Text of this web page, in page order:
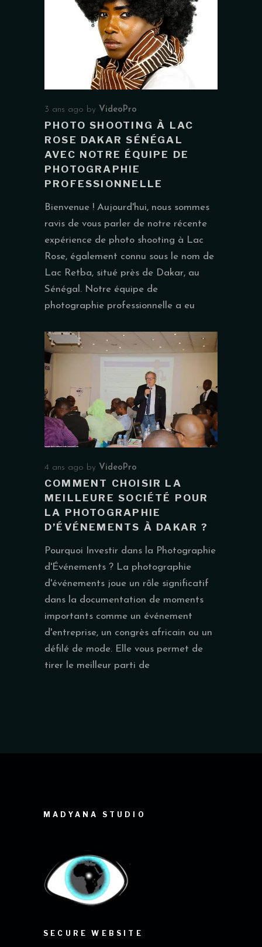
3 ans ago by VideoPro
PHOTO SHOOTING À LAC
ROSE DAKAR SÉNÉGAL
AVEC NOTRE ÉQUIPE DE
PHOTOGRAPHIE
PROFESSIONNELLE
Bienvenue ! Aujourd'hui, nous sommes
ravis de vous parler de notre récente
expérience de photo shooting à Lac
Rose, également connu sous le nom de
Lac Retba, situé près de Dakar, au
Sénégal. Notre équipe de
photographie professionnelle a eu
4 ans ago by VideoPro
COMMENT CHOISIR LA
MEILLEURE SOCIÉTÉ POUR
LA PHOTOGRAPHIE
D’ÉVÉNEMENTS À DAKAR ?
Pourquoi Investir dans la Photographie
d'Événements ? La photographie
d'événements joue un rôle significatif
dans la documentation de moments
importants comme un événement
d'entreprise, un congrès africain ou un
défilé de mode. Elle vous permet de
tirer le meilleur parti de
MADYANA STUDIO
SECURE WEBSITE